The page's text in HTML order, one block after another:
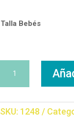
Talla Bebés
Encaje
SKU: 1248